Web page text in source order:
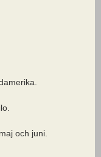
och juni.